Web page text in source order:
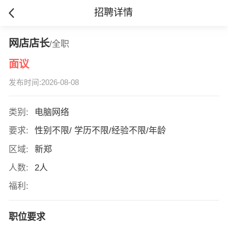
招聘详情
网店店长/全职
面议
发布时间:2026-08-08
类别:
电脑网络
要求:
性别不限/ 学历不限/经验不限/年龄
区域:
新郑
人数:
2人
福利:
职位要求